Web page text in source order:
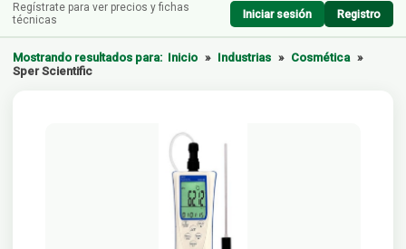
Regístrate para ver precios y fichas
técnicas
Iniciar sesión Registro
Mostrando resultados para: Inicio » Industrias » Cosmética »
Sper Scientific